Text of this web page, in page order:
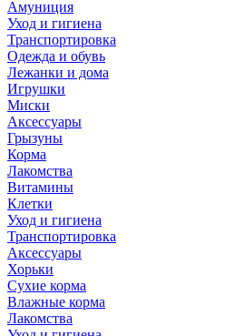
Амуниция
Уход и гигиена
Транспортировка
Одежда и обувь
Лежанки и дома
Игрушки
Миски
Аксессуары
Грызуны
Корма
Лакомства
Витамины
Клетки
Уход и гигиена
Транспортировка
Аксессуары
Хорьки
Сухие корма
Влажные корма
Лакомства